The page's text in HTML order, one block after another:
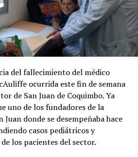
del fallecimiento del médico
ocurrida este fin de semana
de San Juan de Coquimbo. Ya
uno de los fundadores de la
Juan donde se desempeñaba hace
casos pediátricos y
los pacientes del sector.